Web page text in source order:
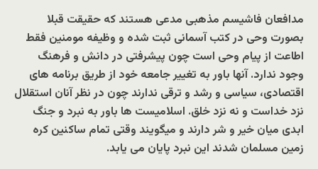
مدافعان فاشیسم مذهبی مدعی هستند که حقیقت قبلا
بصورت وحی در کتب آسمانی ثبت شده و وظیفه مومنین فقط
اطاعت از پیام وحی است چون پیشرفتی در دانش و فرهنگ
وجود ندارد. آنها باور به تغییر جامعه خود از طریق برنامه های
اقتصادی، سیاسی و رشد و ترقی ندارند چون در نظر آنان استقلال
نزد خداست و نه نزد خلق. اسلامیست ها باور به نبرد و جنگ
ابدی میان خیر و شر دارند و میگویند وقتی تمام ساکنین کره
زمین مسلمان شدند این نبرد پایان می یابد.